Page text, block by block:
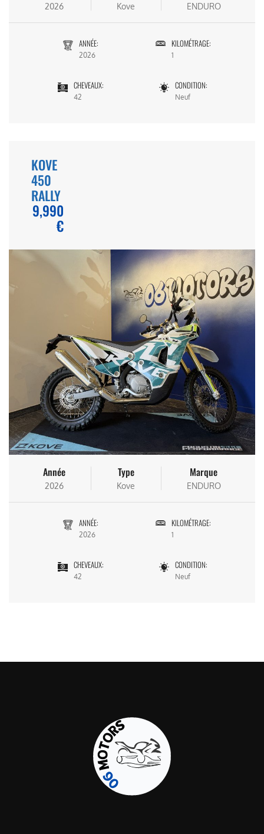
2026 Kove ENDURO
ANNÉE:
2026
KILOMÉTRAGE:
1
CHEVEAUX:
42
CONDITION:
Neuf
KOVE
450
RALLY
9,990
€
Année
2026
Type
Kove
Marque
ENDURO
ANNÉE:
2026
KILOMÉTRAGE:
1
CHEVEAUX:
42
CONDITION:
Neuf